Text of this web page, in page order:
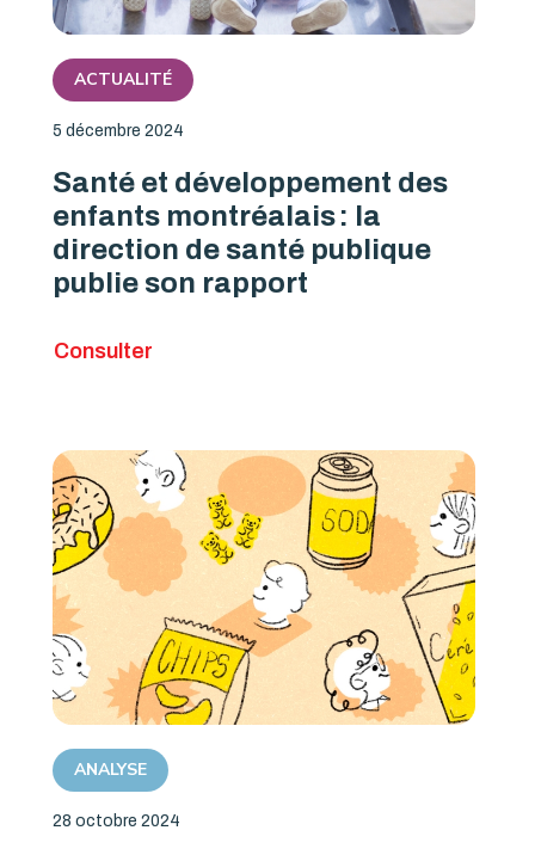
ACTUALITÉ
5 décembre 2024
Santé et développement des
enfants montréalais : la
direction de santé publique
publie son rapport
Consulter
ANALYSE
28 octobre 2024